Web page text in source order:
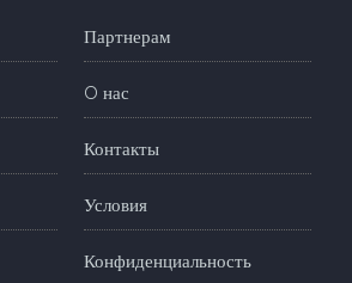
Партнерам
O нас
Контакты
Условия
Конфиденциальность